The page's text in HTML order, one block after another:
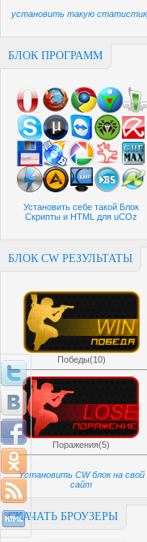
установить такую
БЛОК ПРОГРАММ
Установить себе такой Блок
Скрипты и HTML для uCOz
БЛОК CW РЕЗУЛЬТАТЫ
Победы(10)
Поражения(5)
Установить CW блок на свой
сайт
СКАЧАТЬ БРОУЗЕРЫ